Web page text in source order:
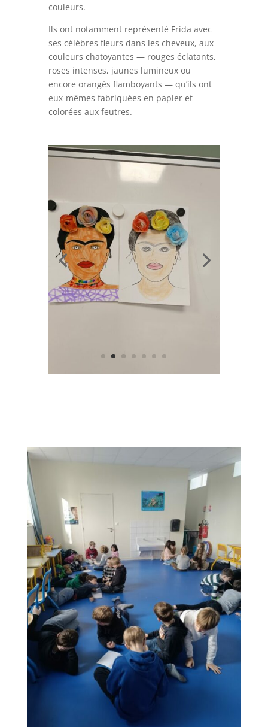
couleurs.
Ils ont notamment représenté Frida avec
ses célèbres fleurs dans les cheveux, aux
couleurs chatoyantes — rouges éclatants,
roses intenses, jaunes lumineux ou
encore orangés flamboyants — qu’ils ont
eux-mêmes fabriquées en papier et
colorées aux feutres.